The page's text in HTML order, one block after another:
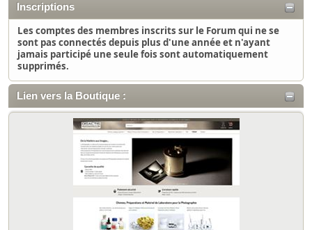
Inscriptions
Les comptes des membres inscrits sur le Forum qui ne se
sont pas connectés depuis plus d'une année et n'ayant
jamais participé une seule fois sont automatiquement
supprimés.
Lien vers la Boutique :